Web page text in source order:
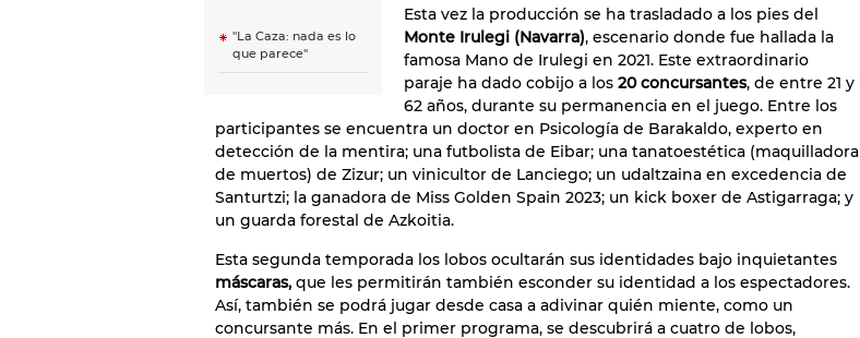
"La Caza: nada es lo
que parece"
Esta vez la producción se ha trasladado a los pies del
Monte Irulegi (Navarra), escenario donde fue hallada la
famosa Mano de Irulegi en 2021. Este extraordinario
paraje ha dado cobijo a los 20 concursantes, de entre 21 y
62 años, durante su permanencia en el juego. Entre los
participantes se encuentra un doctor en Psicología de Barakaldo, experto en
detección de la mentira; una futbolista de Eibar; una tanatoestética (maquilladora
de muertos) de Zizur; un vinicultor de Lanciego; un udaltzaina en excedencia de
Santurtzi; la ganadora de Miss Golden Spain 2023; un kick boxer de Astigarraga; y
un guarda forestal de Azkoitia.
Esta segunda temporada los lobos ocultarán sus identidades bajo inquietantes
máscaras, que les permitirán también esconder su identidad a los espectadores.
Así, también se podrá jugar desde casa a adivinar quién miente, como un
concursante más. En el primer programa, se descubrirá a cuatro de lobos,